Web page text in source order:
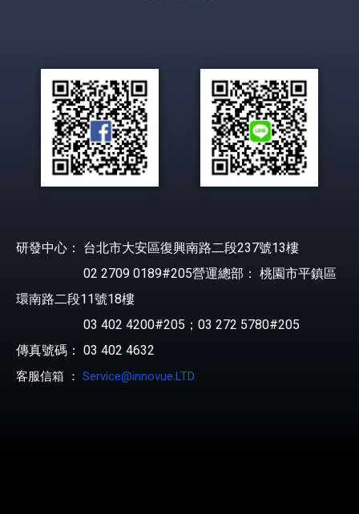
研發中心： 台北市大安區復興南路二段237號13樓
02 2709 0189#205營運總部： 桃園市平鎮區
環南路二段11號18樓
03 402 4200#205；03 272 5780#205
傳真號碼： 03 402 4632
客服信箱 ： Service@innovue.LTD